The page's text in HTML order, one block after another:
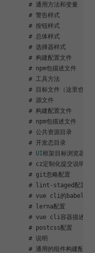
                   	#
UI框架目标浏览器配